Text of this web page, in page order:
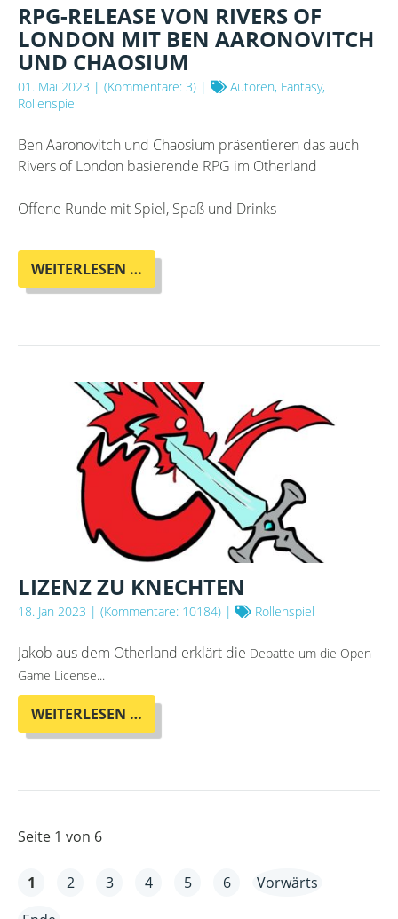
RPG-RELEASE VON RIVERS OF
LONDON MIT BEN AARONOVITCH
UND CHAOSIUM
01. Mai 2023 | (Kommentare: 3) |
Autoren, Fantasy,
Rollenspiel
Ben Aaronovitch und Chaosium präsentieren das auch
Rivers of London basierende RPG im Otherland
Offene Runde mit Spiel, Spaß und Drinks
WEITERLESEN …
RELEASE
OF
MIT
BEN
AARONOVITCH
UND
CHAOSIUM
LIZENZ ZU KNECHTEN
18. Jan 2023 | (Kommentare: 10184) | Rollenspiel
Jakob aus dem Otherland erklärt die Debatte um die Open
Game License...
WEITERLESEN …
ZU
Seite 1 von 6
1 2 3 4 5 6
Vorwärts